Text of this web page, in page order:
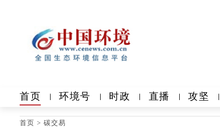
首页 环境号 时政 直播 攻坚
首页 > 碳交易